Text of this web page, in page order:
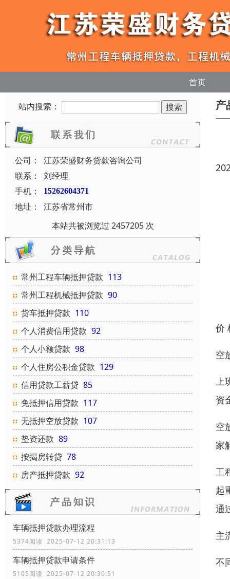
首页
站内搜索：
公司：
江苏荣盛财务贷款咨询公司
联系：
刘经理
手机：
15262604371
地址：
江苏省常州市
本站共被浏览过 2457205 次
常州工程车辆抵押贷款 113
常州工程机械抵押贷款 90
货车抵押贷款 110
个人消费信用贷款 92
个人小额贷款 98
个人住房公积金贷款 129
信用贷款工薪贷 85
免抵押信用贷款 117
无抵押空放贷款 107
垫资还款 89
按揭房转贷 78
房产抵押贷款 92
车辆抵押贷款办理流程
5374阅读 2025-07-12 20:31:13
车辆抵押贷款申请条件
5105阅读 2025-07-12 20:30:51
产
价
空
上
资
空
家
工
起
通
主
不